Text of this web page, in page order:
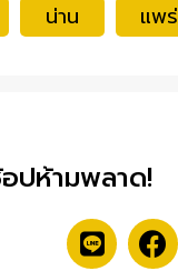
น่าน แพร่
ปห้ามพลาด!